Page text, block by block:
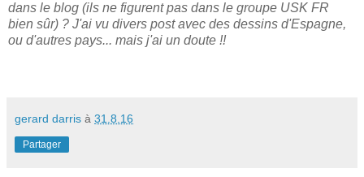
dans le blog (ils ne figurent pas dans le groupe USK FR
bien sûr) ? J'ai vu divers post avec des dessins d'Espagne,
ou d'autres pays... mais j'ai un doute !!
gerard darris à 31.8.16
Partager